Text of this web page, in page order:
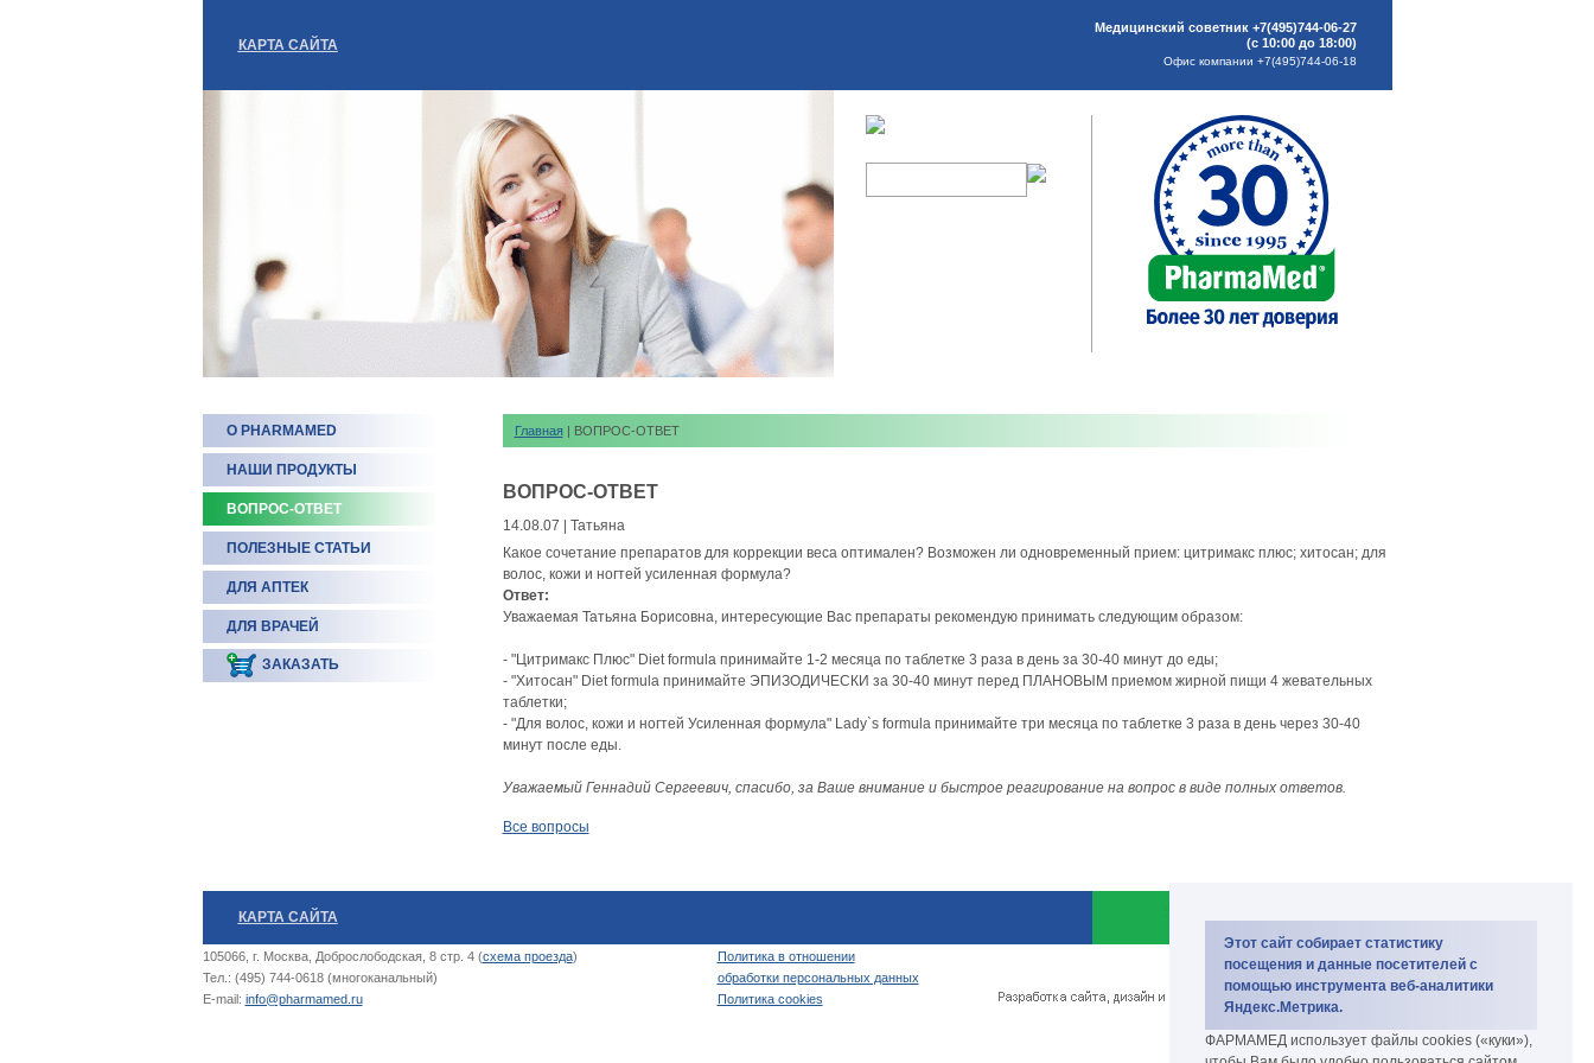
Этот сайт собирает статистику
посещения и данные посетителей с
помощью инструмента веб-аналитики
Яндекс.Метрика.
ФАРМАМЕД использует файлы cookies («куки»),
КАРТА САЙТА
Медицинский советник +7(495)744-06-27
(с 10:00 до 18:00)
Офис компании +7(495)744-06-18
О PHARMAMED
НАШИ ПРОДУКТЫ
ВОПРОС-ОТВЕТ
ПОЛЕЗНЫЕ СТАТЬИ
ДЛЯ АПТЕК
ДЛЯ ВРАЧЕЙ
ЗАКАЗАТЬ
Главная | ВОПРОС-ОТВЕТ
ВОПРОС-ОТВЕТ
14.08.07 | Татьяна
Какое сочетание препаратов для коррекции веса оптимален? Возможен ли одновременный прием: цитримакс плюс; хитосан; для
волос, кожи и ногтей усиленная формула?
Ответ:
Уважаемая Татьяна Борисовна, интересующие Вас препараты рекомендую принимать следующим образом:
- "Цитримакс Плюс" Diet formula принимайте 1-2 месяца по таблетке 3 раза в день за 30-40 минут до еды;
- "Хитосан" Diet formula принимайте ЭПИЗОДИЧЕСКИ за 30-40 минут перед ПЛАНОВЫМ приемом жирной пищи 4 жевательных
таблетки;
- "Для волос, кожи и ногтей Усиленная формула" Lady`s formula принимайте три месяца по таблетке 3 раза в день через 30-40
минут после еды.
Уважаемый Геннадий Сергеевич, спасибо, за Ваше внимание и быстрое реагирование на вопрос в виде полных ответов.
Все вопросы
КАРТА САЙТА
105066, г. Москва, Доброслободская, 8 стр. 4 (схема проезда)
Тел.: (495) 744-0618 (многоканальный)
E-mail: info@pharmamed.ru
Политика в отношении
обработки персональных данных
Политика cookies